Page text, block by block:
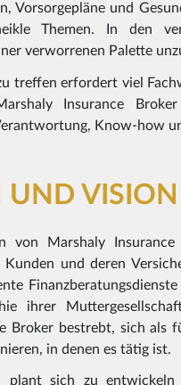
Vorsorgepläne und
Themen. In den
verworrenen Palette
treffen erfordert viel
Insurance
Know-how
UND VISION
von Marshaly
Kunden und deren
ihrer
Broker bestrebt, sich als
in denen es tätig ist.
plant sich zu